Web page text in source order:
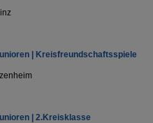
| Kreisfreundschaftsspiele
| 2.Kreisklasse